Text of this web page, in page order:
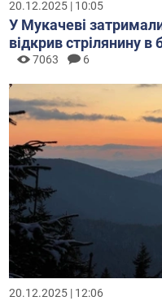
20.12.2025 | 10:05
У Мукачеві
відкрив стрілянину
7063 6
20.12.2025 | 12:06